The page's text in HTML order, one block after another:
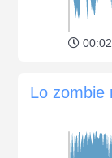
Lo zombie